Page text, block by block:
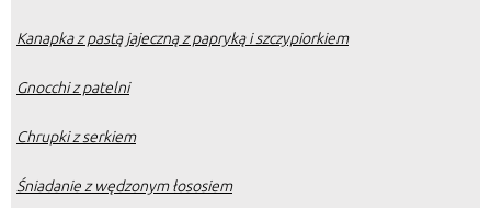
Kanapka z pastą jajeczną z papryką i szczypiorkiem
Gnocchi z patelni
Chrupki z serkiem
Śniadanie z wędzonym łososiem